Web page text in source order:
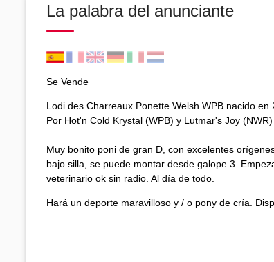
La palabra del anunciante
Se Vende
Lodi des Charreaux Ponette Welsh WPB nacido en
Por Hot'n Cold Krystal (WPB) y Lutmar's Joy (NWR)
Muy bonito poni de gran D, con excelentes
bajo silla, se puede montar desde galope 3.
veterinario ok sin radio. Al día de todo.
Hará un deporte maravilloso y / o pony de cría.